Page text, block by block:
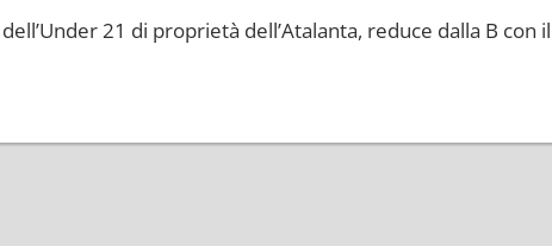
21 di proprietà dell’Atalanta, reduce dalla B con il